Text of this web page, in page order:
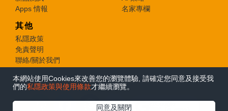
本網站使用Cookies來改善您的瀏覽體驗, 請確定您同意及接受我
們的私隱政策與使用條款才繼續瀏覽。
同意及關閉
Apps 情報
名家專欄
其他
私隱政策
免責聲明
聯絡/關於我們
© 2026 e-zone. All Rights Reserved.